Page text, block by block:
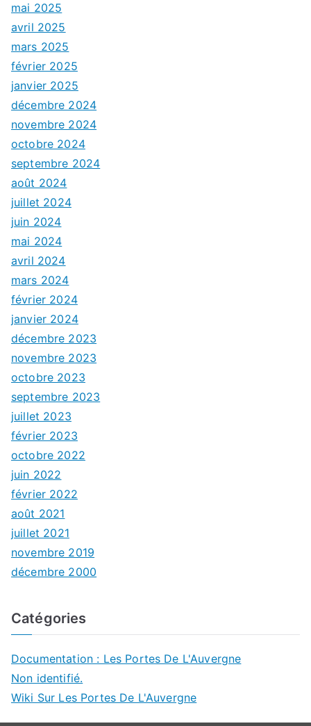
mai 2025
avril 2025
mars 2025
février 2025
janvier 2025
décembre 2024
novembre 2024
octobre 2024
septembre 2024
août 2024
juillet 2024
juin 2024
mai 2024
avril 2024
mars 2024
février 2024
janvier 2024
décembre 2023
novembre 2023
octobre 2023
septembre 2023
juillet 2023
février 2023
octobre 2022
juin 2022
février 2022
août 2021
juillet 2021
novembre 2019
décembre 2000
Catégories
Documentation : Les Portes De L'Auvergne
Non identifié.
Wiki Sur Les Portes De L'Auvergne